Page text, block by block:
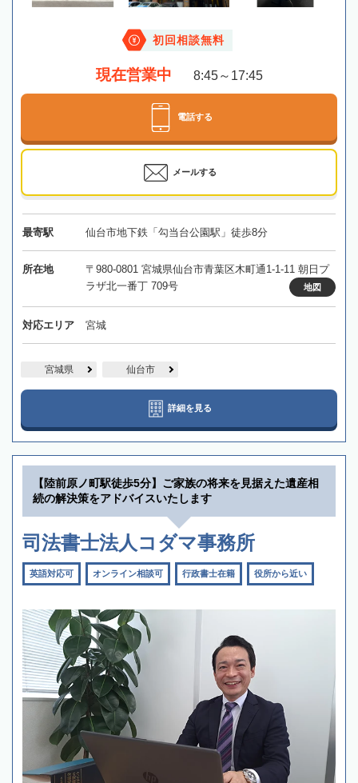
初回相談無料
現在営業中 8:45～17:45
電話する
メールする
最寄駅 仙台市地下鉄「勾当台公園駅」徒歩8分
所在地
〒980-0801 宮城県仙台市青葉区木町通1-1-11 朝日プ
ラザ北一番丁 709号
地図
対応エリア 宮城
宮城県 仙台市
詳細を見る
【陸前原ノ町駅徒歩5分】ご家族の将来を見据えた遺産相
続の解決策をアドバイスいたします
司法書士法人コダマ事務所
英語対応可 オンライン相談可 行政書士在籍 役所から近い